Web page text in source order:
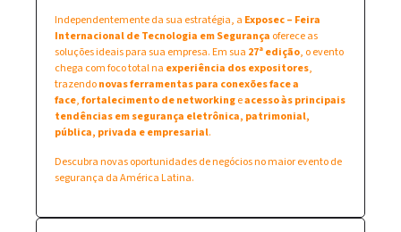
Independentemente da sua estratégia, a Exposec – Feira
Internacional de Tecnologia em Segurança oferece as
soluções ideais para sua empresa. Em sua 27ª edição, o evento
chega com foco total na experiência dos expositores,
trazendonovas ferramentas para conexões face a
face,fortalecimento de networkingeacesso às principais
tendências em segurança eletrônica, patrimonial,
pública, privada e empresarial.
Descubra novas oportunidades de negócios no maior evento de
segurança da América Latina.